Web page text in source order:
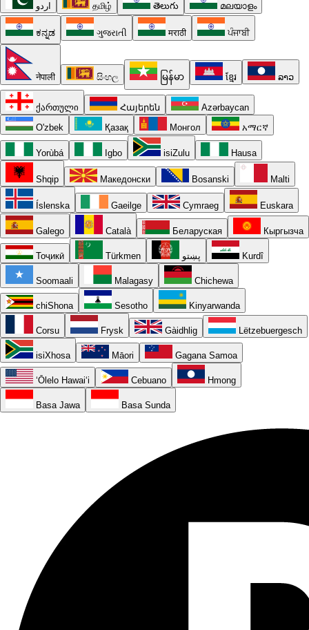
اردو தமிழ் తెలుగు മലയാളം
ಕನ್ನಡ ગુજરાતી मराठी ਪੰਜਾਬੀ
नेपाली සිංහල မြန်မာ ខ្មែរ ລາວ
ქართული Հայերեն
Azərbaycan
O'zbek
Қазақ Монгол አማርኛ
Yorùbá Igbo isiZulu Hausa
Shqip Македонски Bosanski Malti
Íslenska Gaeilge Cymraeg Euskara
Galego Català Беларуская Кыргызча
Тоҷикӣ Türkmen پښتو Kurdî
Soomaali Malagasy Chichewa
chiShona Sesotho Kinyarwanda
Corsu Frysk Gàidhlig Lëtzebuergesch
isiXhosa Māori Gagana Samoa
ʻŌlelo Hawaiʻi Cebuano Hmong
Basa Jawa Basa Sunda